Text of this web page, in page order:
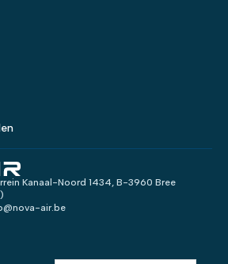
air.be
Kanaal-Noord 1434, B-3960 Bree